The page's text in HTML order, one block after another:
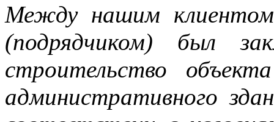
Между нашим клиентом
(подрядчиком) был
строительство
административного